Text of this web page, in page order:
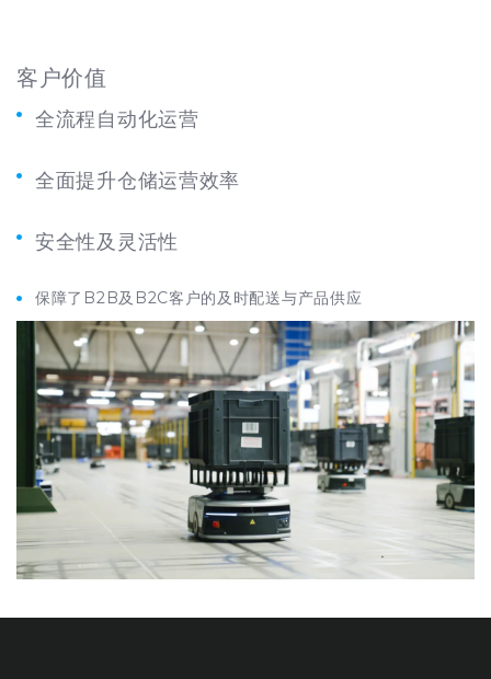
客户价值
全流程自动化运营
全面提升仓储运营效率
安全性及灵活性
保障了B2B及B2C客户的及时配送与产品供应